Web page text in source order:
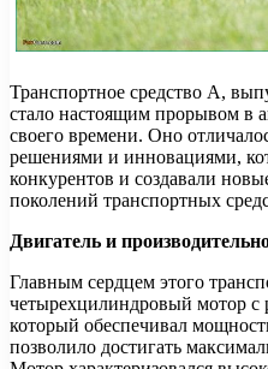
Транспортное средство А,
стало настоящим прорывом в
своего времени. Оно
решениями и инновациями,
конкурентов и создавали
поколений транспортных
Двигатель и
Главным сердцем этого
четырехцилиндровый мотор с
который обеспечивал
позволило достигать